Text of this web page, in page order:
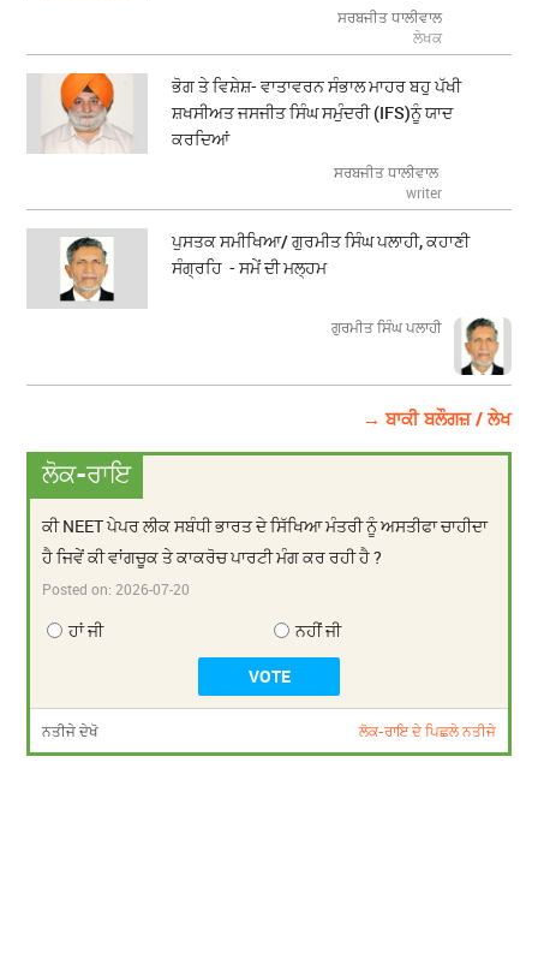
ਸਰਬਜੀਤ ਧਾਲੀਵਾਲ
ਲੇਖਕ
ਭੋਗ ਤੇ ਵਿਸ਼ੇਸ਼- ਵਾਤਾਵਰਨ ਸੰਭਾਲ ਮਾਹਰ ਬਹੁ ਪੱਖੀ
ਸ਼ਖਸੀਅਤ ਜਸਜੀਤ ਸਿੰਘ ਸਮੁੰਦਰੀ (IFS)ਨੂੰ ਯਾਦ
ਕਰਦਿਆਂ
ਸਰਬਜੀਤ ਧਾਲੀਵਾਲ
writer
ਪੁਸਤਕ ਸਮੀਖਿਆ/ ਗੁਰਮੀਤ ਸਿੰਘ ਪਲਾਹੀ, ਕਹਾਣੀ
ਸੰਗ੍ਰਹਿ - ਸਮੇਂ ਦੀ ਮਲ੍ਹਮ
ਗੁਰਮੀਤ ਸਿੰਘ ਪਲਾਹੀ
→ ਬਾਕੀ ਬਲੌਗਜ਼ / ਲੇਖ
ਲੋਕ-ਰਾਇ
ਕੀ NEET ਪੇਪਰ ਲੀਕ ਸਬੰਧੀ ਭਾਰਤ ਦੇ ਸਿੱਖਿਆ ਮੰਤਰੀ ਨੂੰ ਅਸਤੀਫਾ ਚਾਹੀਦਾ
ਹੈ ਜਿਵੇਂ ਕੀ ਵਾਂਗਚੂਕ ਤੇ ਕਾਕਰੋਚ ਪਾਰਟੀ ਮੰਗ ਕਰ ਰਹੀ ਹੈ ?
Posted on:2026-07-20
ਹਾਂ ਜੀ ਨਹੀਂ ਜੀ
ਨਤੀਜੇ ਦੇਖੋ ਲੋਕ-ਰਾਇ ਦੇ ਪਿਛਲੇ ਨਤੀਜੇ